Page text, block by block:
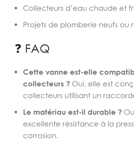
Collecteurs d’eau chaude et
Projets de plomberie neufs ou
❓ FAQ
Cette vanne est-elle
collecteurs ? Oui, elle est
collecteurs utilisant un
Le matériau est-il durable ?
excellente résistance à la
corrosion.